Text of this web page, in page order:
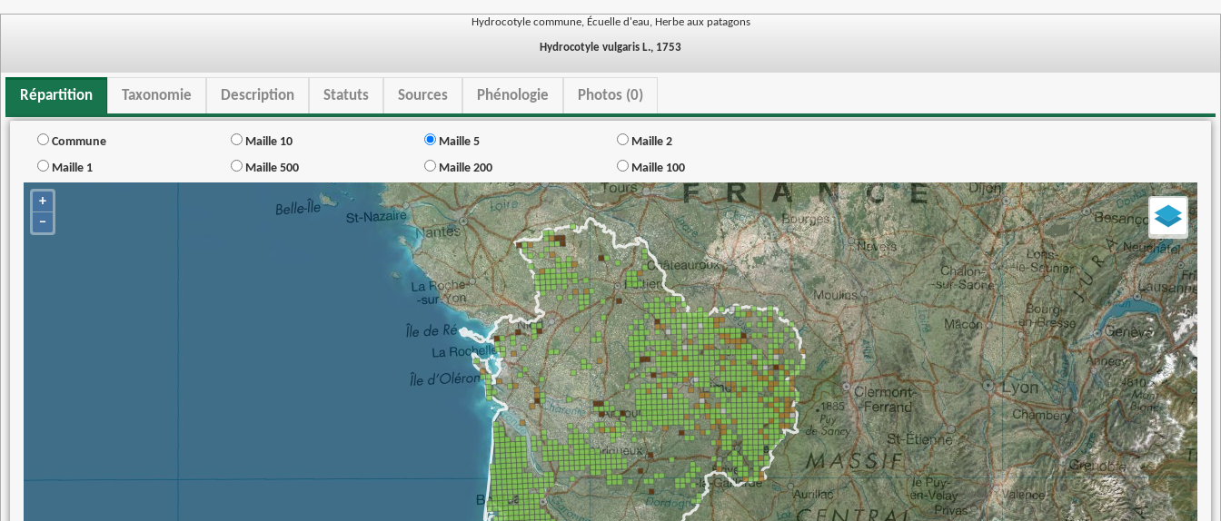
Hydrocotyle commune, Écuelle d'eau, Herbe aux patagons
Hydrocotyle vulgaris L., 1753
Répartition Taxonomie Description Statuts Sources Phénologie Photos (0)
Commune Maille 10 Maille 5
Maille 2
Maille 1
Maille 500 Maille 200 Maille 100
+
−